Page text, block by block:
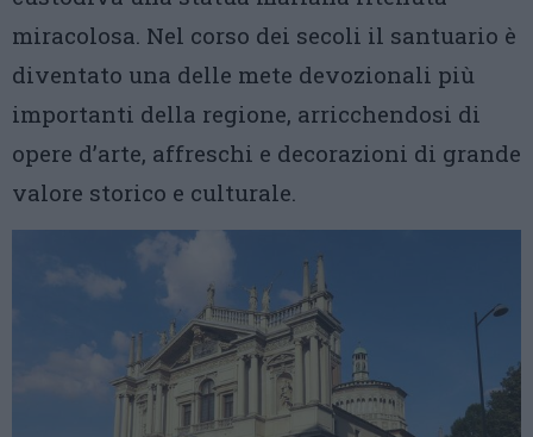
miracolosa. Nel corso dei secoli il santuario è
diventato una delle mete devozionali più
importanti della regione, arricchendosi di
opere d’arte, affreschi e decorazioni di grande
valore storico e culturale.